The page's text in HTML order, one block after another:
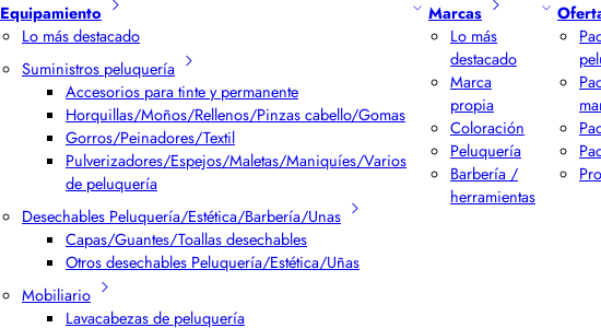
Equipamiento
Lo más destacado
Suministros peluquería
Accesorios para tinte y permanente
Horquillas/Moños/Rellenos/Pinzas cabello/Gomas
Gorros/Peinadores/Textil
Pulverizadores/Espejos/Maletas/Maniquíes/Varios
de peluquería
Desechables Peluquería/Estética/Barbería/Unas
Capas/Guantes/Toallas desechables
Otros desechables Peluquería/Estética/Uñas
Mobiliario
Lavacabezas de peluquería
Marcas
Lo más
destacado
Marca
propia
Coloración
Peluquería
Barbería /
herramientas